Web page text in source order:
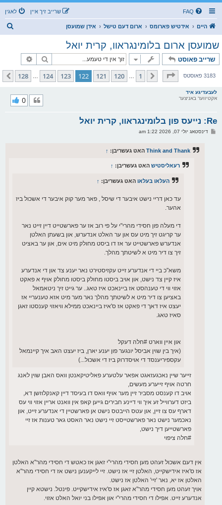
FAQ לאגין שרייב זיך איין
היים אידטיש פארומס ארום דעם טישל אידן שמועסן
שמועסן ארום בלומינגראוו, קרית יואל
שרייב פאוסט זוך
3183 פאוסטס
בלאט122פון128
פריערדיגע 1
120
121
122
123
124
128
קומענדיגע
לעבעדיגע איד
אקטיווער באניצער
Re: נייעס פון בלומינגראוו, קרית יואל
0
פדינסטאג יולי 07, 2026 1:22 am
Think and Thank האט געשריבן: ↑
רעאליסטיש האט געשריבן: ↑
העלאו בעלאו האט געשריבן: ↑
עד כאן דריי נישט איבער די שיסל , פאר מער קוק איבער די אשכול ביז
אהער.
די מעלה פון חסידי מהרי"י על פי רוב אז ער פארשטייט דיין זייט נאר
ער קריגט זיך מיט עס און ער האלט אנדערש, און בשעתן האלטן
אנדערש פארשטייט ער אז דו ביסט מחולק מיט אים, און ער באציט
זיך צו דיר מיט א לשיטתך מהלך.
משא"כ ביי די אנדערע זייט עקזיסטירט נאר יענע צד און די אנדערע
איז קיין צד נישט, און אויב ביסטו מחולק ביסטו מחולק אויף א פאקט
אזוי ווי די טענהסט אז ביינאכט איז טאג.. ער גייט זיך ניטאמאל
באציען צו דיר מיט א לשיטתך מהלך נאר מער מיט אזא טענעריי אז
יעצט איז דאך די פאקט אז ס'איז ביינאכט ממילא וויאזוי קענסטו זאגן
סאיז טאג.
און איין ווארט #חלה דעקל
(איך בין שוין אביסל יונגער פון יענע יארן, ביז יעצט האב איך קיינמאל
עקספיריענסד די אויסדרוק ביז די אשכול...)
זייער שיין נאכגעזאגט אפאר עלטערע פאליטיקאנטן וואס האבן שוין לאנג
חרטה אויף זייערע מעשים,
אויב דו קענסט מסביר זיין מער אויף וואס דו בעיסד דיין קאנקלוזשן דא,
ביזט דערווייל זע איך ווי דיינע חבירים גייען קאפ אין וואנט אריין אזוי ווי עס
דארף עס צו זיין, און עטס הייבטס נישט אן פארשטיין די אנדערע זייט, און
נאכמער נישט נאר פארשטייסט זיי נישט נאר האסט גאר טענות אז זיי
פארשטייען דיך נישט,
#חלה ציפוי
אין דעם אשכול זעהט מען חסידי מהרי"י זאגן אז כאטש די חסידי מהר"א האלטן
אז ס'איז אידישקייט, האלטן זיי אז נישט. זיי לייקענען נישט אז די חסידי מהר"א
האלטן אז יא, נאר 'זיי' האלטן אז נישט.
אויך זעהט מען חסידי מהר"א זאגן אז ס'איז אידישקייט. פינטל. נישטא קיין
אנדערע זייט. אפילו די חסידי מהרי"י און אפילו בני יואל האלט אזוי.